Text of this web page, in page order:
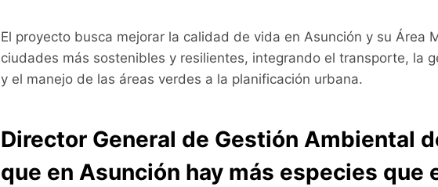
El proyecto busca mejorar la calidad de vida en Asunción y su Área
ciudades más sostenibles y resilientes, integrando el transporte, la
y el manejo de las áreas verdes a la planificación urbana.
Director General de Gestión Ambiental
que en Asunción hay más especies que